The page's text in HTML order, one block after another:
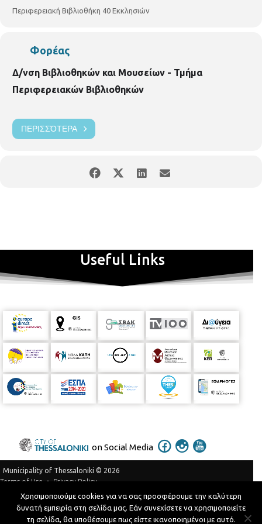
Περιφερειακή Βιβλιοθήκη 40 Εκκλησιών
Φορέας
Δ/νση Βιβλιοθηκών και Μουσείων - Τμήμα
Περιφερειακών Βιβλιοθηκών
ΠΕΡΙΣΣΌΤΕΡΑ
Useful Links
on Social Media
Municipality of Thessaloniki © 2026
Terms of Use
Privacy Policy
Telephone Catalog
Developed byMyCompany Projects
Χρησιμοποιούμε cookies για να σας προσφέρουμε την καλύτερη
δυνατή εμπειρία στη σελίδα μας. Εάν συνεχίσετε να χρησιμοποιείτε
τη σελίδα, θα υποθέσουμε πως είστε ικανοποιημένοι με αυτό.